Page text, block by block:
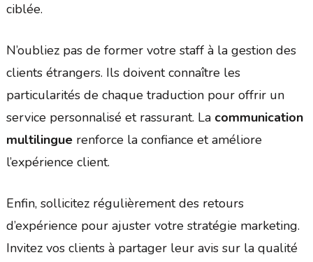
ciblée.
N’oubliez pas de former votre staff à la gestion des
clients étrangers. Ils doivent connaître les
particularités de chaque traduction pour offrir un
service personnalisé et rassurant. La communication
multilinguerenforce la confiance et améliore
l’expérience client.
Enfin, sollicitez régulièrement des retours
d’expérience pour ajuster votre stratégie marketing.
Invitez vos clients à partager leur avis sur la qualité